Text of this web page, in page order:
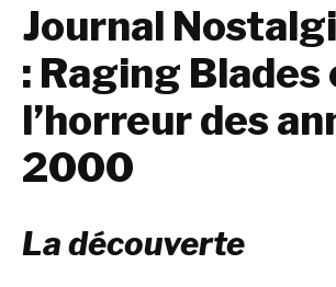
Journal
: Raging Blades
l’horreur des
2000
La découverte